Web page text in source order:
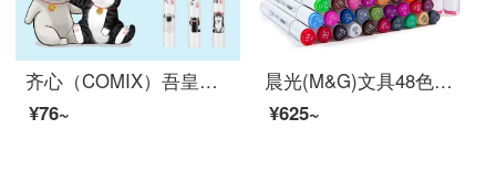
齐心（COMIX）吾皇万睡巴扎黑联名中性笔直液式签字笔 学生考试水笔 子弹头0.5mm 3支装 WHRP615 黑色（3支装）
¥76~
晨光(M&G)文具48色快干双头马克笔 纤维头学生重点标记记号笔 涂鸦笔绘画笔 48支/盒APMV0903
¥625~